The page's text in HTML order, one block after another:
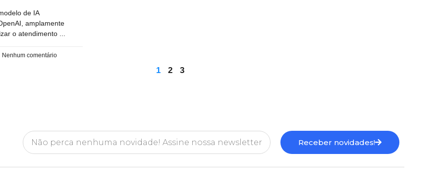
de IA
amplamente
o atendimento
Nenhum comentário
1 2 3
Receber novidades!